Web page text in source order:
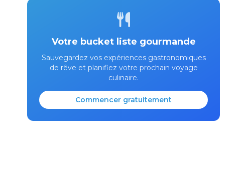
Votre bucket liste gourmande
Sauvegardez vos expériences gastronomiques
de rêve et planifiez votre prochain voyage
culinaire.
Commencer gratuitement